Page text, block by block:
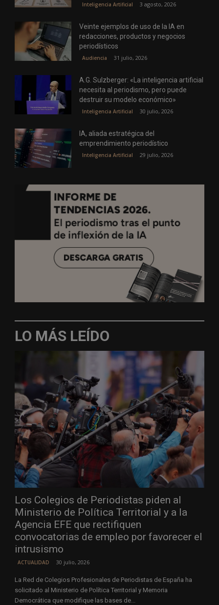
Inteligencia Artificial 3 agosto, 2026
Veinte ejemplos de uso de la IA en
redacciones, productos y negocios
periodísticos
Audiencia 31 julio, 2026
A.G. Sulzberger: «La inteligencia artificial
necesita al periodismo, pero puede
destruir su modelo económico»
Inteligencia Artificial 30 julio, 2026
IA, aliada estratégica del
emprendimiento periodístico
Inteligencia Artificial 29 julio, 2026
LO MÁS LEÍDO
Los Colegios de Periodistas piden al
Ministerio de Política Territorial y a la
Agencia EFE que rectifiquen
convocatorias de empleo por favorecer el
intrusismo
ACTUALIDAD 30 julio, 2026
La Red de Colegios Profesionales de Periodistas de España ha
solicitado al Ministerio de Política Territorial y Memoria
Democrática que modifique las bases de...